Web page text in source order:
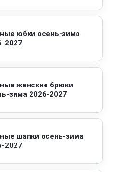
юбки осень-зима
2027
женские брюки
зима 2026-2027
шапки осень-зима
2027